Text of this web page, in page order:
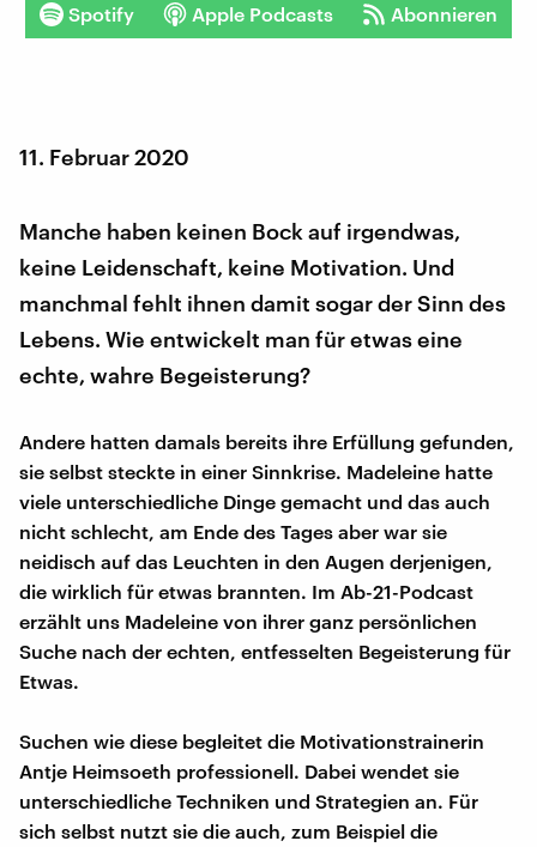
Spotify Apple Podcasts Abonnieren
11. Februar 2020
Manche haben keinen Bock auf irgendwas,
keine Leidenschaft, keine Motivation. Und
manchmal fehlt ihnen damit sogar der Sinn des
Lebens. Wie entwickelt man für etwas eine
echte, wahre Begeisterung?
Andere hatten damals bereits ihre Erfüllung gefunden,
sie selbst steckte in einer Sinnkrise. Madeleine hatte
viele unterschiedliche Dinge gemacht und das auch
nicht schlecht, am Ende des Tages aber war sie
neidisch auf das Leuchten in den Augen derjenigen,
die wirklich für etwas brannten. Im Ab-21-Podcast
erzählt uns Madeleine von ihrer ganz persönlichen
Suche nach der echten, entfesselten Begeisterung für
Etwas.
Suchen wie diese begleitet die Motivationstrainerin
Antje Heimsoeth professionell. Dabei wendet sie
unterschiedliche Techniken und Strategien an. Für
sich selbst nutzt sie die auch, zum Beispiel die